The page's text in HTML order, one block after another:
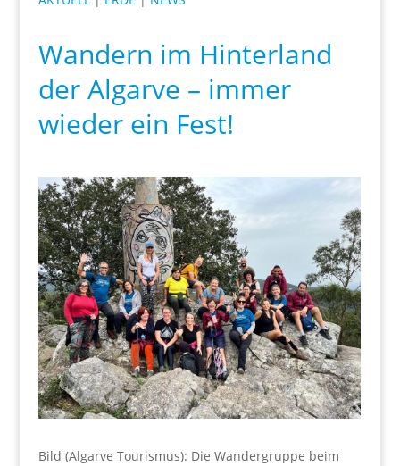
Wandern im Hinterland
der Algarve – immer
wieder ein Fest!
Bild (Algarve Tourismus): Die Wandergruppe beim